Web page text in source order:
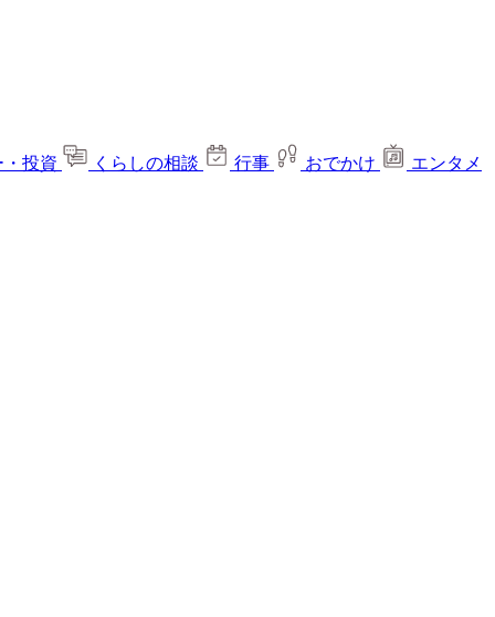
投資 くらしの相談 行事 おでかけ エンタメ